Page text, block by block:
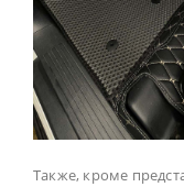
Также, кроме